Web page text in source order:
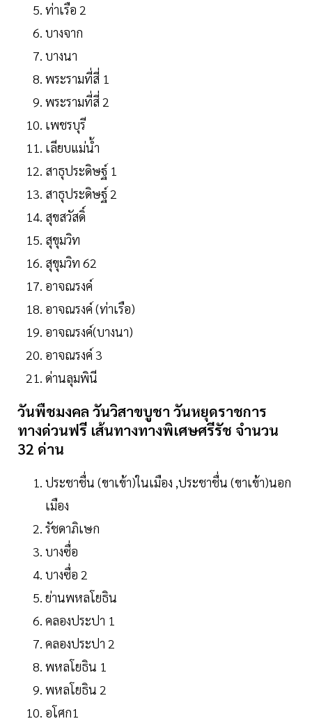
ท่าเรือ 2
บางจาก
บางนา
พระรามที่สี่ 1
พระรามที่สี่ 2
เพชรบุรี
เลียบแม่น้ำ
สาธุประดิษฐ์ 1
สาธุประดิษฐ์ 2
สุขสวัสดิ์
สุขุมวิท
สุขุมวิท 62
อาจณรงค์
อาจณรงค์ (ท่าเรือ)
อาจณรงค์(บางนา)
อาจณรงค์ 3
ด่านลุมพินี
วันพืชมงคล วันวิสาขบูชา วันหยุดราชการ
ทางด่วนฟรี เส้นทางทางพิเศษศรีรัช จำนวน
32 ด่าน
ประชาชื่น (ขาเข้า)ในเมือง ,ประชาชื่น (ขาเข้า)นอก
เมือง
รัชดาภิเษก
บางซื่อ
บางซื่อ 2
ย่านพหลโยธิน
คลองประปา 1
คลองประปา 2
พหลโยธิน 1
พหลโยธิน 2
อโศก1